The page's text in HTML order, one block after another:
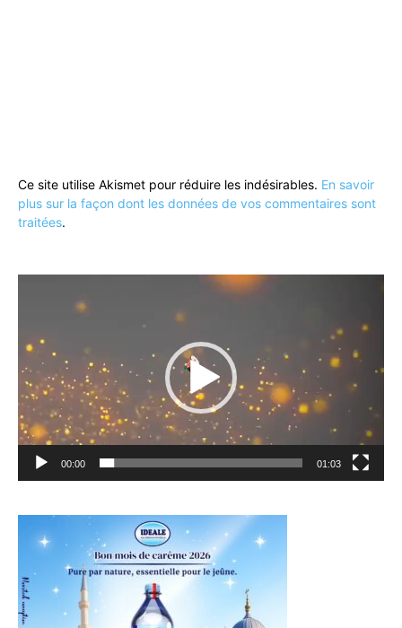
Ce site utilise Akismet pour réduire les indésirables. En savoir
plus sur la façon dont les données de vos commentaires sont
traitées.
00:00 01:03